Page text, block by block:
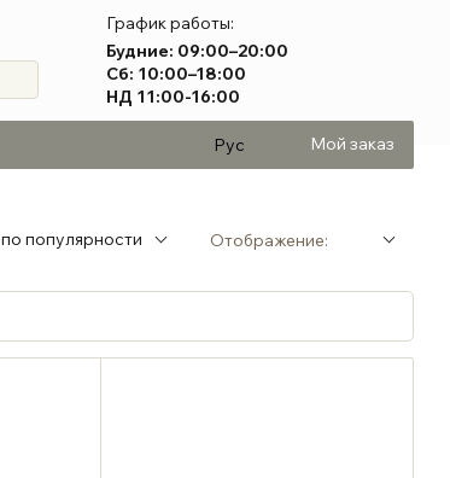
График работы:
Будние: 09:00–20:00
Сб: 10:00–18:00
НД 11:00-16:00
Рус Мой заказ
по популярности Отображение: